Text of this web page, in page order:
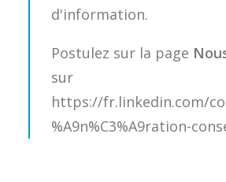
d'information.
Postulez sur la page
sur
https://fr.linkedin.com/
%A9n%C3%A9ration-